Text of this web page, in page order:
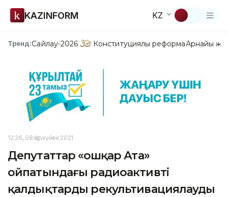
KAZINFORM KZ
Тренд:Сайлау-2026 Конституциялық реформаАрнайы
12:26, 08 Қыркүйек 2021
Депутаттар «Қошқар Ата»
ойпатындағы радиоактивті
қалдықтарды рекультивациялауды